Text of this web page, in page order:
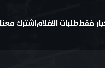
فقططلبات الافلاماشترك معنا